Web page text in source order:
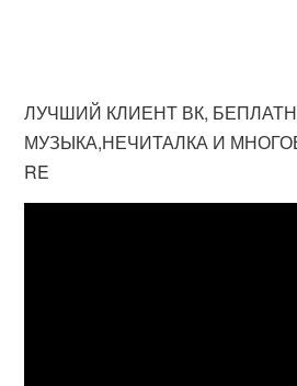
ЛУЧШИЙ КЛИЕНТ ВК,
МУЗЫКА,НЕЧИТАЛКА И
RE